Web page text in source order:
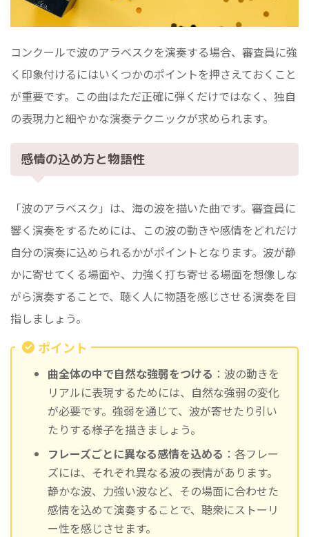
コンクールで波のアラベスクを演奏する場合、審査員に強
く印象付けるにはいくつかのポイントを押さえておくこと
が重要です。この曲はただ正確に弾くだけではなく、独自
の表現力と細やかな演奏テクニックが求められます。
感情の込め方と物語性
「波のアラベスク」は、海の波を描いた曲です。審査員に
響く演奏をするためには、この波の動きや感情をどれだけ
自分の演奏に込められるかがポイントとなります。波が静
かに寄せてくる場面や、力強く打ち寄せる場面を想像しな
がら演奏することで、聴く人に物語を感じさせる演奏を目
指しましょう。
ポイント
曲全体の中で自然な強弱をつける ：波の動きを
リアルに表現するためには、自然な強弱の変化
が必要です。強弱を通じて、波が寄せたり引い
たりする様子を描きましょう。
フレーズごとに異なる感情を込める ：各フレー
ズには、それぞれ異なる波の表情があります。
静かな波、力強い波など、その場面に合わせた
感情を込めて演奏することで、聴衆にストーリ
ー性を感じさせます。